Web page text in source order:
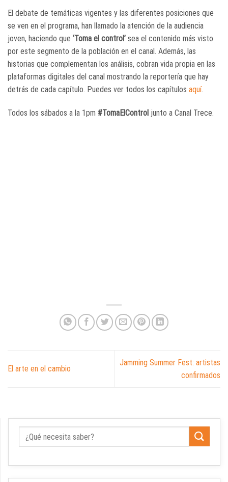
El debate de temáticas vigentes y las diferentes posiciones que
se ven en el programa, han llamado la atención de la audiencia
joven, haciendo que ‘Toma el control’ sea el contenido más visto
por este segmento de la población en el canal. Además, las
historias que complementan los análisis, cobran vida propia en las
plataformas digitales del canal mostrando la reportería que hay
detrás de cada capítulo. Puedes ver todos los capítulos aquí.
Todos los sábados a la 1pm #TomaElControl junto a Canal Trece.
El arte en el cambio
Jamming Summer Fest: artistas
confirmados